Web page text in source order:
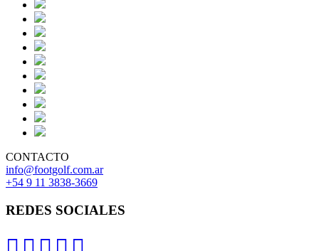
CONTACTO
info@footgolf.com.ar
+54 9 11 3838-3669
REDES SOCIALES